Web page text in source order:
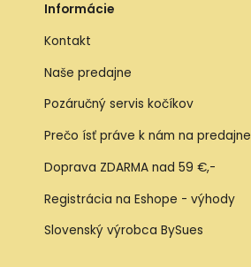
Informácie
Kontakt
Naše predajne
Pozáručný servis kočíkov
Prečo ísť práve k nám na predajne
Doprava ZDARMA nad 59 €,-
Registrácia na Eshope - výhody
Slovenský výrobca BySues